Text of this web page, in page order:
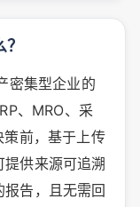
密集型企业的
、MRO、采
前，基于上传
供来源可追溯
告，且无需回